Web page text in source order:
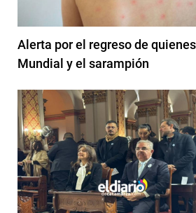
Alerta por el regreso de
Mundial y el sarampión